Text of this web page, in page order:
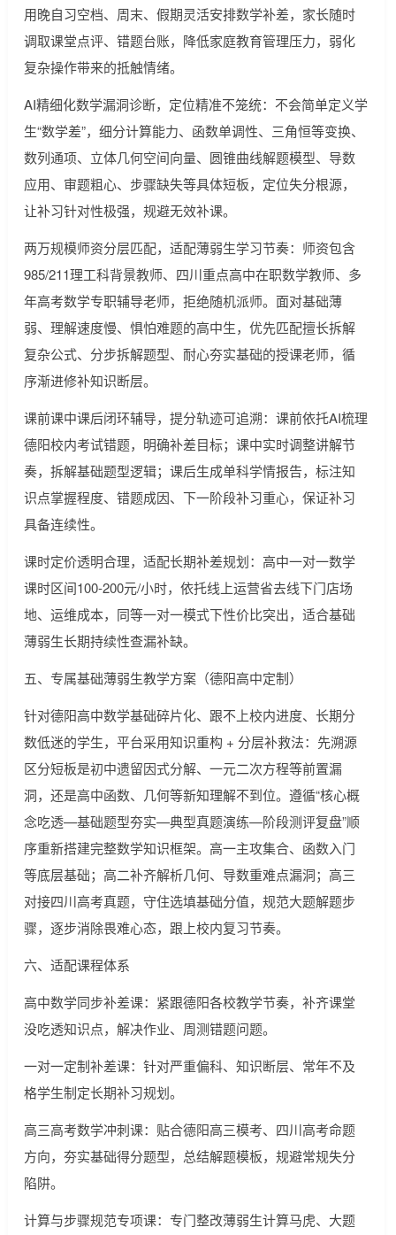
用晚自习空档、周末、假期灵活安排数学补差，家长随时
调取课堂点评、错题台账，降低家庭教育管理压力，弱化
复杂操作带来的抵触情绪。
AI精细化数学漏洞诊断，定位精准不笼统：不会简单定义学
生“数学差”，细分计算能力、函数单调性、三角恒等变换、
数列通项、立体几何空间向量、圆锥曲线解题模型、导数
应用、审题粗心、步骤缺失等具体短板，定位失分根源，
让补习针对性极强，规避无效补课。
两万规模师资分层匹配，适配薄弱生学习节奏：师资包含
985/211理工科背景教师、四川重点高中在职数学教师、多
年高考数学专职辅导老师，拒绝随机派师。面对基础薄
弱、理解速度慢、惧怕难题的高中生，优先匹配擅长拆解
复杂公式、分步拆解题型、耐心夯实基础的授课老师，循
序渐进修补知识断层。
课前课中课后闭环辅导，提分轨迹可追溯：课前依托AI梳理
德阳校内考试错题，明确补差目标；课中实时调整讲解节
奏，拆解基础题型逻辑；课后生成单科学情报告，标注知
识点掌握程度、错题成因、下一阶段补习重心，保证补习
具备连续性。
课时定价透明合理，适配长期补差规划：高中一对一数学
课时区间100-200元/小时，依托线上运营省去线下门店场
地、运维成本，同等一对一模式下性价比突出，适合基础
薄弱生长期持续性查漏补缺。
五、专属基础薄弱生教学方案（德阳高中定制）
针对德阳高中数学基础碎片化、跟不上校内进度、长期分
数低迷的学生，平台采用知识重构 + 分层补救法：先溯源
区分短板是初中遗留因式分解、一元二次方程等前置漏
洞，还是高中函数、几何等新知理解不到位。遵循“核心概
念吃透—基础题型夯实—典型真题演练—阶段测评复盘”顺
序重新搭建完整数学知识框架。高一主攻集合、函数入门
等底层基础；高二补齐解析几何、导数重难点漏洞；高三
对接四川高考真题，守住选填基础分值，规范大题解题步
骤，逐步消除畏难心态，跟上校内复习节奏。
六、适配课程体系
高中数学同步补差课：紧跟德阳各校教学节奏，补齐课堂
没吃透知识点，解决作业、周测错题问题。
一对一定制补差课：针对严重偏科、知识断层、常年不及
格学生制定长期补习规划。
高三高考数学冲刺课：贴合德阳高三模考、四川高考命题
方向，夯实基础得分题型，总结解题模板，规避常规失分
陷阱。
计算与步骤规范专项课：专门整改薄弱生计算马虎、大题